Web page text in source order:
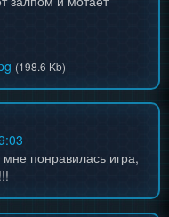
(198.6 Kb)
понравилась игра,